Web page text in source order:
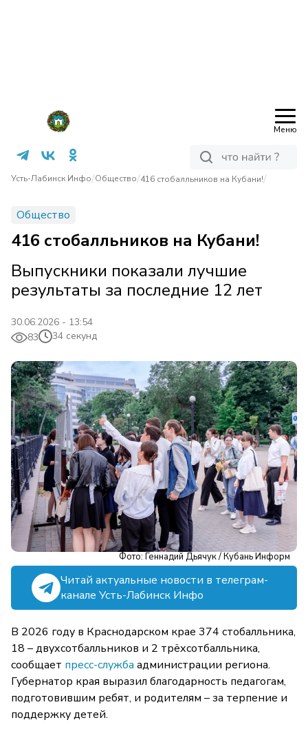
Меню
Усть-Лабинск Инфо/Общество/416 стобалльников на Кубани!/
Общество
416 стобалльников на Кубани!
Выпускники показали лучшие
результаты за последние 12 лет
30.06.2026 - 13:54
83
34 секунд
Фото: Геннадий Дьячук / Кубань Информ
Читай актуальные новости в телеграм-
канале Усть-Лабинск Инфо
В 2026 году в Краснодарском крае 374 стобалльника,
18 – двухсотбалльников и 2 трёхсотбалльника,
сообщает пресс-служба администрации региона.
Губернатор края выразил благодарность педагогам,
подготовившим ребят, и родителям – за терпение и
поддержку детей.